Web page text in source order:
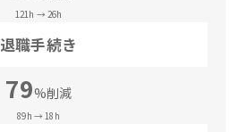
121h → 26h
退職手続き
79%削減
89h → 18h